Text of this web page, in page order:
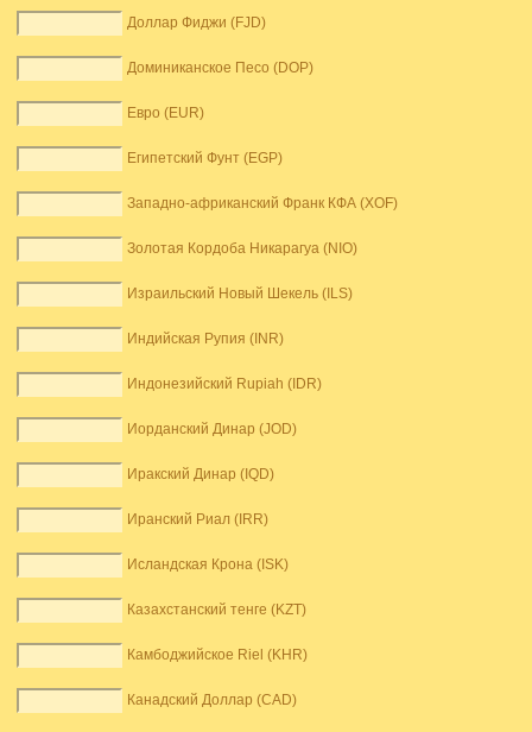
Доллар Фиджи (FJD)
Доминиканское Песо (DOP)
Евро (EUR)
Египетский Фунт (EGP)
Западно-африканский Франк КФА (XOF)
Золотая Кордоба Никарагуа (NIO)
Израильский Новый Шекель (ILS)
Индийская Рупия (INR)
Индонезийский Rupiah (IDR)
Иорданский Динар (JOD)
Иракский Динар (IQD)
Иранский Риал (IRR)
Исландская Крона (ISK)
Казахстанский тенге (KZT)
Камбоджийское Riel (KHR)
Канадский Доллар (CAD)